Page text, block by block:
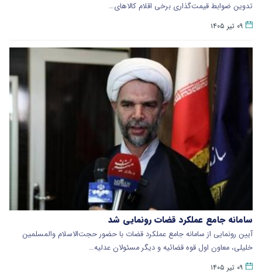
تدوین ضوابط قیمت‌گذاری برخی اقلام کالاهای…
۰۹ تیر ۱۴۰۵
سامانه جامع عملکرد قضات رونمایی شد
آیین رونمایی از سامانه جامع عملکرد قضات با حضور حجت‌الاسلام والمسلمین
خلیلی، معاون اول قوه قضائیه و دیگر مسئولان عدلیه…
۰۹ تیر ۱۴۰۵